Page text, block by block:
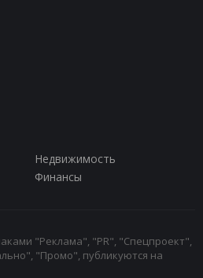
Недвижимость
Финансы
"Реклама", "PR", "Спецпроект",
"Промо", публикуются на